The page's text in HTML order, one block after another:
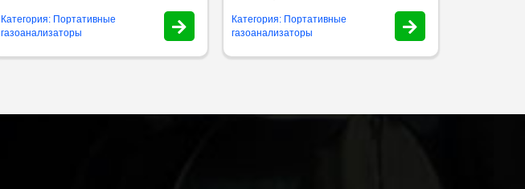
Категория: Портативные
газоанализаторы
Категория: Портативные
газоанализаторы